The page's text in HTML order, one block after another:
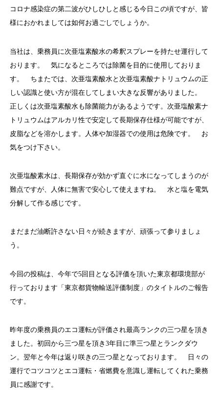
コロナ感染症の第二波がひしひしと感じる今日この頃ですが、皆
様におかれましては如何お過ごしでしょうか。
当社は、乗務員に次亜塩素酸水の希釈スプレーを持たせ運行して
おります。 気になるところでは除菌を目的に使用しておりま
す。 ちまたでは、次亜塩素酸水と次亜塩素酸ナトリュウムの正
しい認識と使い方が混在してしまい大きな反響がありました。
正しくは次亜塩素酸水も除菌能力があるようです。次亜塩酸素ナ
トリュウムはアルカリ性で安定して長期保存仕様が可能ですが、
皮脂などを溶かします。人体や加湿器での使用は危険です。 お
気をつけ下さい。
次亜塩酸素水は、長期保存が効かず直ぐに水になってしまうのが
難点ですが、人体に無害で安心して使えますね。 水と塩を電気
分解して作る感じです。
まだまだ油断許さない日々が続きますが、頑張って参りましょ
う。
今回の投稿は、今年で5回目となる評価を頂いた東京都環境部が
行っております「 東京都貨物輸送評価制度 」のタイトルのご報告
です。
昨年度の乗務員のエコ運転が評価され最高ランクの三つ星を頂き
ました。初回から三つ星を頂き3年目に準三つ星とランクダウ
ン。翌年と今年は返り咲きの三つ星となっております。 日々の
運行でコツコツとエコ運転・省燃費を意識し運転してくれた乗務
員に感謝です。